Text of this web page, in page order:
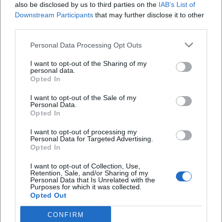
also be disclosed by us to third parties on the IAB’s List of
Downstream Participants that may further disclose it to other
Personal Data Processing Opt Outs
I want to opt-out of the Sharing of my
personal data.
Opted In
I want to opt-out of the Sale of my
Personal Data.
Opted In
I want to opt-out of processing my
Personal Data for Targeted Advertising.
Opted In
I want to opt-out of Collection, Use,
Retention, Sale, and/or Sharing of my
Personal Data that Is Unrelated with the
Purposes for which it was collected.
Opted Out
CONFIRM
sampelt nicht, sondern gestaltet mit Textur und Timbre
cineastische Flächen; das Arrangement lässt visuelle
der Flucht ins Jetzt verlegt. Schließlich lädt Punkrock das
durchgehende Achtel auf dem Bass, ein Tempo, das das
Herz jagt. Diese stilistische Bandbreite zeigt, wie flexibel
Kritische Rezeption: Zwischen Romantisierung und
realistischer Korrektur
Die Musikpresse und Kritikerlandschaft schwanken seit je
zwischen Faszination und Skepsis. Während Chart-Erfolge –
etwa Georgie Fames UK-Nummer-eins-Hit oder die Top-5-
Platzierung von Jay‑Z und Beyoncé in den USA – den
kulturellen Durchschlag belegen, wiesen Historikerinnen
und Historiker wiederholt auf die Gefahr der Verklärung
hin. Filme wie „Bonnie and Clyde“ (1967) etablierten eine
kinematografische Ikone und gelten als Schlüsselwerke des